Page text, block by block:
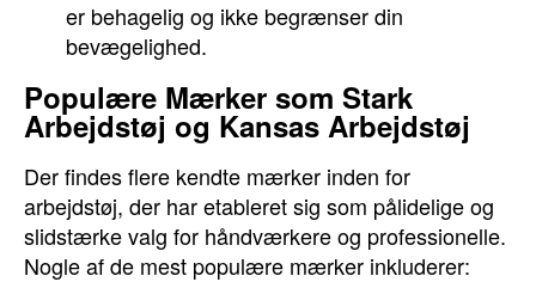
er behagelig og ikke begrænser din
bevægelighed.
Populære Mærker som Stark
Arbejdstøj og Kansas Arbejdstøj
Der findes flere kendte mærker inden for
arbejdstøj, der har etableret sig som pålidelige og
slidstærke valg for håndværkere og professionelle.
Nogle af de mest populære mærker inkluderer: